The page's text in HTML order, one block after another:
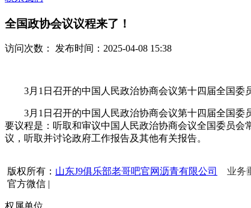
全国政协会议议程来了！
访问次数： 发布时间：2025-04-08 15:38
3月1日召开的中国人民政治协商会议第十四届全国委员
3月1日召开的中国人民政治协商会议第十四届全国委
要议程是：听取和审议中国人民政治协商会议全国委员
议，听取并讨论政府工作报告及其他有关报告。
版权所有： 山东J9俱乐部老哥吧官网沥青有限公司 业务
官方微信 |